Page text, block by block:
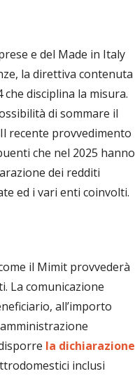
e del Made in Italy
la direttiva contenuta
disciplina la misura.
di sommare il
recente provvedimento
che nel 2025 hanno
dei redditi
ed i vari enti coinvolti.
il Mimit provvederà
La comunicazione
all’importo
la dichiarazione
inclusi